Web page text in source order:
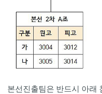
본선진출팀은 반드시 아래